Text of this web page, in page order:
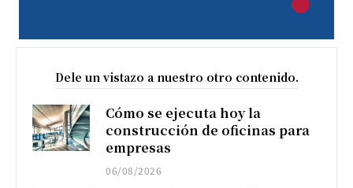
Dele un vistazo a nuestro otro contenido.
Cómo se ejecuta hoy la
construcción de oficinas para
empresas
06/08/2026